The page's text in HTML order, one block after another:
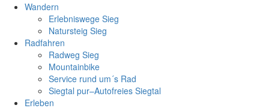
Wandern
Erlebniswege Sieg
Natursteig Sieg
Radfahren
Radweg Sieg
Mountainbike
Service rund um´s Rad
Siegtal pur–Autofreies Siegtal
Erleben